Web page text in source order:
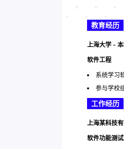
教育经历
上海大学 -
软件工程
系统学习
参与学校
工作经历
上海某科技
软件功能测